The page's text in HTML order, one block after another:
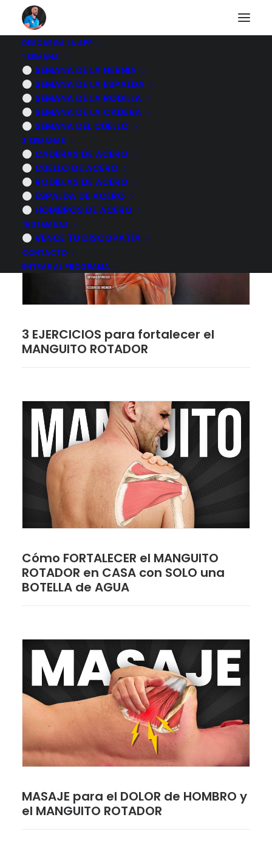
DESCARGA LA APP
1 SEMANA
SEMANA DE LA HERNIA
SEMANA DE LA ESPALDA
SEMANA DE LA RODILLA
SEMANA DE LA CADERA
SEMANA DEL CUELLO
3 SEMANAS
CADERAS DE ACERO
CUELLO DE ACERO
RODILLAS DE ACERO
ESPALDA DE ACERO
HOMBROS DE ACERO
16 SEMANAS
VENCE TU DISCOPATÍA
CONTACTO
ENTRAR AL PROGRAMA
Tendinopatía del
manguito rotador
3 EJERCICIOS para fortalecer el
MANGUITO ROTADOR
Cómo FORTALECER el MANGUITO
ROTADOR en CASA con SOLO una
BOTELLA de AGUA
MASAJE para el DOLOR de HOMBRO y
el MANGUITO ROTADOR